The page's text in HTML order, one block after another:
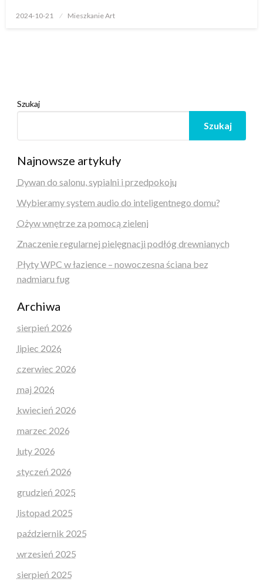
Opublikowane
2024-10-21 Mieszkanie Art
Szukaj
Szukaj
Najnowsze artykuły
Dywan do salonu, sypialni i przedpokoju
Wybieramy system audio do inteligentnego domu?
Ożyw wnętrze za pomocą zieleni
Znaczenie regularnej pielęgnacji podłóg drewnianych
Płyty WPC w łazience – nowoczesna ściana bez
nadmiaru fug
Archiwa
sierpień 2026
lipiec 2026
czerwiec 2026
maj 2026
kwiecień 2026
marzec 2026
luty 2026
styczeń 2026
grudzień 2025
listopad 2025
październik 2025
wrzesień 2025
sierpień 2025